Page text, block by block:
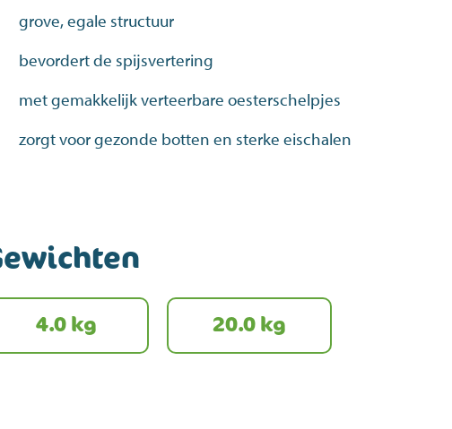
grove, egale structuur
bevordert de spijsvertering
met gemakkelijk verteerbare oesterschelpjes
zorgt voor gezonde botten en sterke eischalen
4.0 kg 20.0 kg